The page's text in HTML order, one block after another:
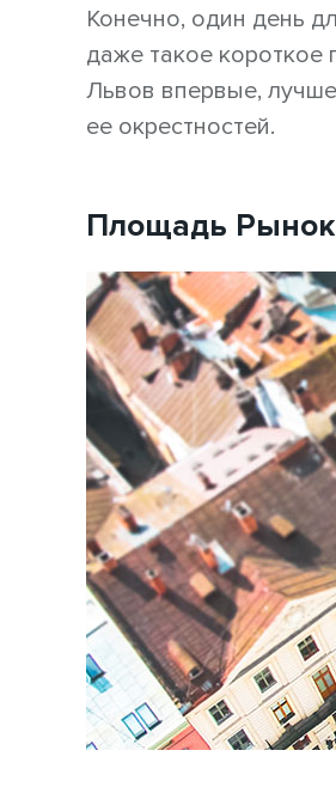
Конечно, один день
даже такое
Львов впервые,
ее окрестностей.
Площадь Рынок